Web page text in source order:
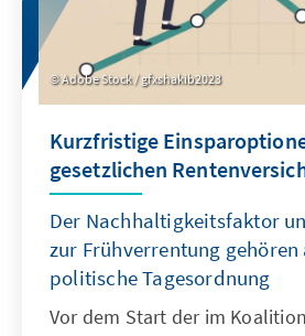
Adobe Stock / gfxshakib2023
Kurzfristige
gesetzlichen
Der Nachhaltigkeitsfaktor
zur Frühverrentung
politische Tagesordnung
Vor dem Start der im